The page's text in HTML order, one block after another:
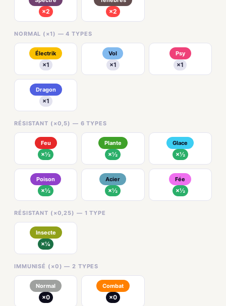
×2 ×2
NORMAL (×1) — 4 TYPES
Électrik
×1
Vol
×1
Psy
×1
Dragon
×1
RÉSISTANT (×0,5) — 6 TYPES
Feu
×½
Plante
×½
Glace
×½
Poison
×½
Acier
×½
Fée
×½
RÉSISTANT (×0,25) — 1 TYPE
Insecte
×¼
IMMUNISÉ (×0) — 2 TYPES
Normal
×0
Combat
×0